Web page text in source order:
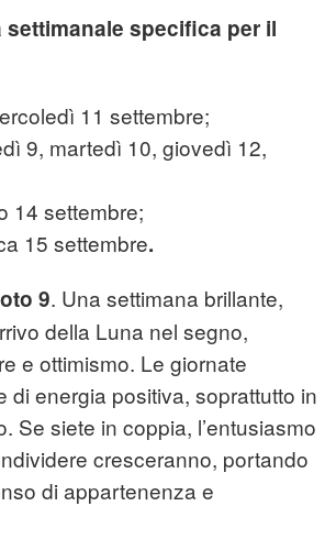
settimanale specifica per il
11 settembre;
9, martedì 10, giovedì 12,
settembre;
15 settembre.
9. Una settimana brillante,
della Luna nel segno,
e ottimismo. Le giornate
di energia positiva, soprattutto in
Se siete in coppia, l’entusiasmo
cresceranno, portando
di appartenenza e